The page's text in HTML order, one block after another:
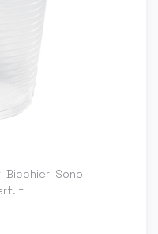
Bicchieri Sono